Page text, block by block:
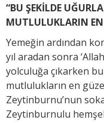
“BU ŞEKİLDE
MUTLULUKLARIN EN
Yemeğin ardından
yıl aradan sonra
yolculuğa çıkarken
mutlulukların en
Zeytinburnu’nun
Zeytinburnulu